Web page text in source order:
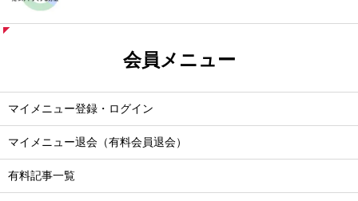
会員メニュー
マイメニュー登録・ログイン
マイメニュー退会（有料会員退会）
有料記事一覧